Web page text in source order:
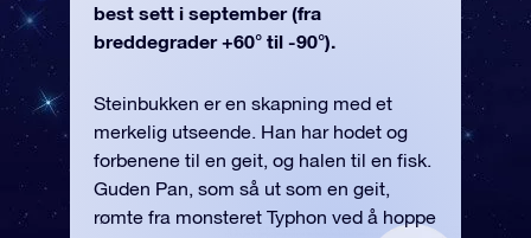
best sett i september (fra
breddegrader +60° til -90°).
Steinbukken er en skapning med et
merkelig utseende. Han har hodet og
forbenene til en geit, og halen til en fisk.
Guden Pan, som så ut som en geit,
rømte fra monsteret Typhon ved å hoppe